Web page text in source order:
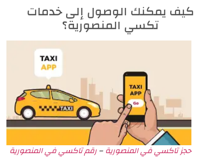
كيف يمكنك الوصول إلى خدمات
تكسي المنصورية؟
حجز تاكسي في المنصورية–رقم تاكسي في المنصورية